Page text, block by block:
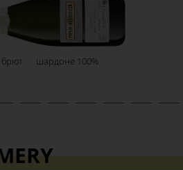
брют шардоне 100%